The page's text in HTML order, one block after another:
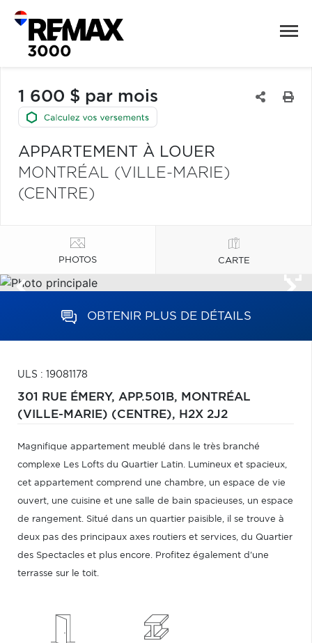
1 600 $ par mois
APPARTEMENT À LOUER
MONTRÉAL (VILLE-MARIE)
(CENTRE)
PHOTOS CARTE
OBTENIR PLUS DE DÉTAILS
ULS : 19081178
301 RUE ÉMERY, APP.501B, MONTRÉAL
(VILLE-MARIE) (CENTRE), H2X 2J2
Magnifique appartement meublé dans le très branché
complexe Les Lofts du Quartier Latin. Lumineux et spacieux,
cet appartement comprend une chambre, un espace de vie
ouvert, une cuisine et une salle de bain spacieuses, un espace
de rangement. Situé dans un quartier paisible, il se trouve à
deux pas des principaux axes routiers et services, du Quartier
des Spectacles et plus encore. Profitez également d'une
terrasse sur le toit.